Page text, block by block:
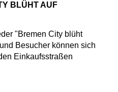
BLÜHT AUF
"Bremen City blüht
Besucher können sich
Einkaufsstraßen